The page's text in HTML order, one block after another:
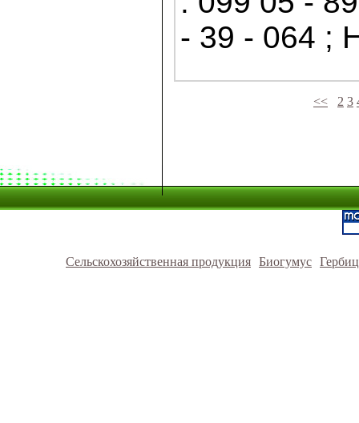
- 39 - 064 ;
<< 2 3
Сельскохозяйственная продукция Биогумус